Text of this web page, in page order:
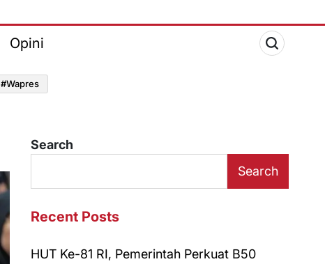
Opini
#Wapres
Search
Search
Recent Posts
HUT Ke-81 RI, Pemerintah Perkuat B50